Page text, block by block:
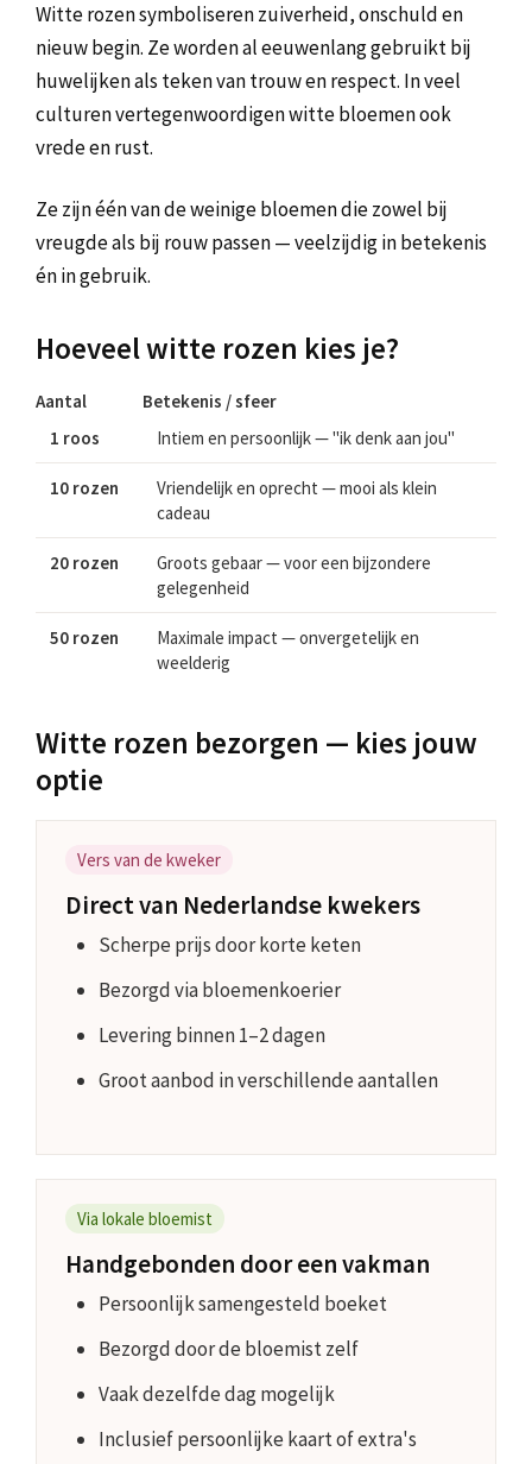
Witte rozen symboliseren zuiverheid, onschuld en
nieuw begin. Ze worden al eeuwenlang gebruikt bij
huwelijken als teken van trouw en respect. In veel
culturen vertegenwoordigen witte bloemen ook
vrede en rust.
Ze zijn één van de weinige bloemen die zowel bij
vreugde als bij rouw passen — veelzijdig in betekenis
én in gebruik.
Hoeveel witte rozen kies je?
Aantal
Betekenis / sfeer
1 roos
Intiem en persoonlijk — "ik denk aan jou"
10 rozen
Vriendelijk en oprecht — mooi als klein
cadeau
20 rozen
Groots gebaar — voor een bijzondere
gelegenheid
50 rozen
Maximale impact — onvergetelijk en
weelderig
Witte rozen bezorgen — kies jouw
optie
Vers van de kweker
Direct van Nederlandse kwekers
Scherpe prijs door korte keten
Bezorgd via bloemenkoerier
Levering binnen 1–2 dagen
Groot aanbod in verschillende aantallen
Via lokale bloemist
Handgebonden door een vakman
Persoonlijk samengesteld boeket
Bezorgd door de bloemist zelf
Vaak dezelfde dag mogelijk
Inclusief persoonlijke kaart of extra's